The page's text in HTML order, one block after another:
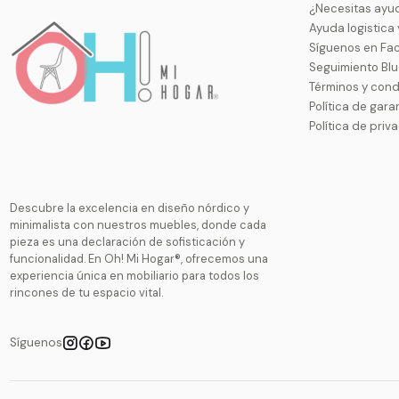
Descubre la excelencia en diseño nórdico y
minimalista con nuestros muebles, donde cada
pieza es una declaración de sofisticación y
funcionalidad. En Oh! Mi Hogar®, ofrecemos una
experiencia única en mobiliario para todos los
rincones de tu espacio vital.
Síguenos
¿Necesitas
Ayuda
Síguenos en
Seguimiento
Términos y
Política de
Política de